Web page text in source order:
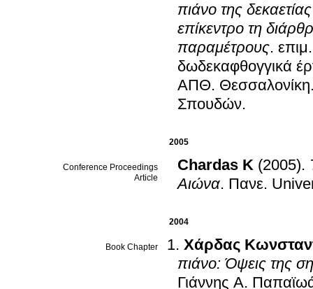
πιάνο της
επίκεντρο τη
παραμέτρους.
δωδεκαφθογγικά
ΑΠΘ. Θεσσαλονίκη
Σπουδών.
2005
Conference Proceedings
Article
Chardas K (2005).
Αιώνα. Πανε.
2004
Book Chapter
Χάρδας
πιάνο: Όψεις της
Γιάννης Α.